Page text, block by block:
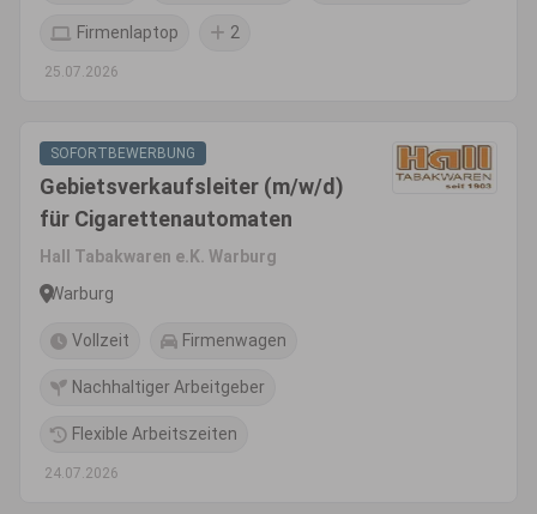
Firmenlaptop 2
25.07.2026
SOFORTBEWERBUNG
Gebietsverkaufsleiter (m/w/d)
für Cigarettenautomaten
Hall Tabakwaren e.K. Warburg
Warburg
Vollzeit Firmenwagen
Nachhaltiger Arbeitgeber
Flexible Arbeitszeiten
24.07.2026